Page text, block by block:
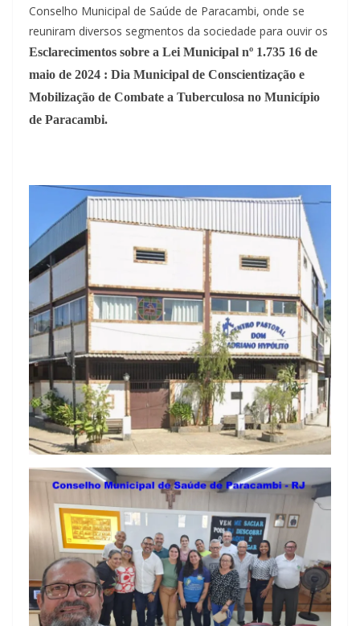
Conselho Municipal de Saúde de Paracambi, onde se
reuniram diversos segmentos da sociedade para ouvir os
Esclarecimentos sobre a Lei Municipal nº 1.735 16 de
maio de 2024 : Dia Municipal de Conscientização e
Mobilização de Combate a Tuberculosa no Município
de Paracambi.